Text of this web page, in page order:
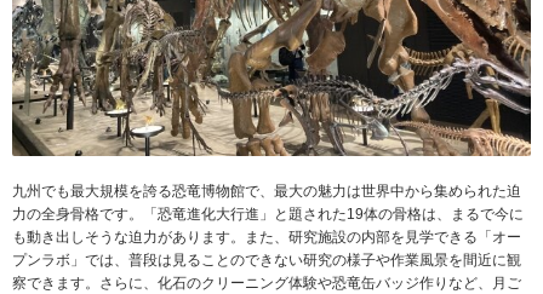
九州でも最大規模を誇る恐竜博物館で、最大の魅力は世界中から集められた迫
力の全身骨格です。「恐竜進化大行進」と題された19体の骨格は、まるで今に
も動き出しそうな迫力があります。また、研究施設の内部を見学できる「オー
プンラボ」では、普段は見ることのできない研究の様子や作業風景を間近に観
察できます。さらに、化石のクリーニング体験や恐竜缶バッジ作りなど、月ご